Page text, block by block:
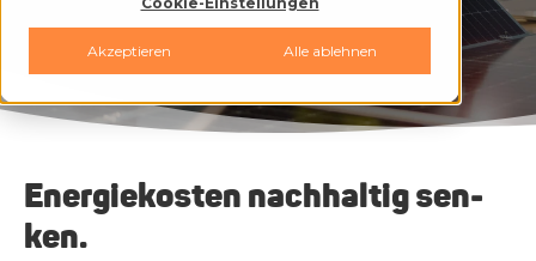
Akzeptieren Alle ablehnen
En­er­gie­kos­ten nach­hal­tig sen­
ken.